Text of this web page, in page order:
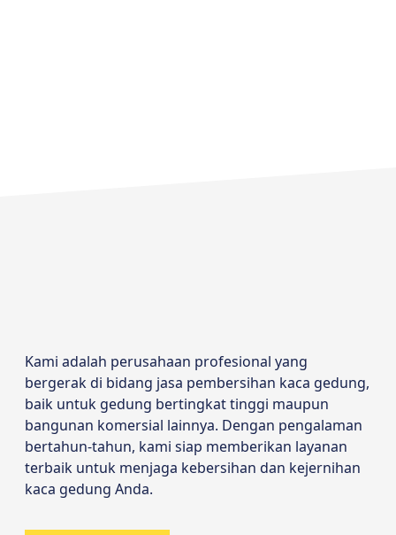
Kami adalah perusahaan profesional yang
bergerak di bidang jasa pembersihan kaca gedung,
baik untuk gedung bertingkat tinggi maupun
bangunan komersial lainnya. Dengan pengalaman
bertahun-tahun, kami siap memberikan layanan
terbaik untuk menjaga kebersihan dan kejernihan
kaca gedung Anda.